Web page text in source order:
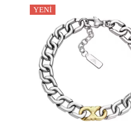
YENI